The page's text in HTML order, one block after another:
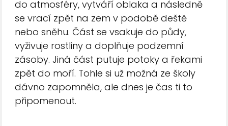
do atmosféry, vytváří oblaka a následně
se vrací zpět na zem v podobě deště
nebo sněhu. Část se vsakuje do půdy,
vyživuje rostliny a doplňuje podzemní
zásoby. Jiná část putuje potoky a řekami
zpět do moří. Tohle si už možná ze školy
dávno zapomněla, ale dnes je čas ti to
připomenout.